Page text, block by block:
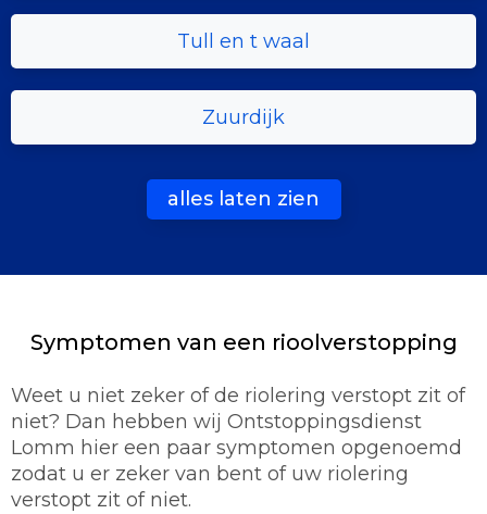
Tull en t waal
Zuurdijk
alles laten zien
Symptomen van een rioolverstopping
Weet u niet zeker of de riolering verstopt zit of
niet? Dan hebben wij Ontstoppingsdienst
Lomm hier een paar symptomen opgenoemd
zodat u er zeker van bent of uw riolering
verstopt zit of niet.